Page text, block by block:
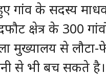
गांव के सदस्य
क्षेत्र के 300
मुख्यालय से
से भी बच सकते